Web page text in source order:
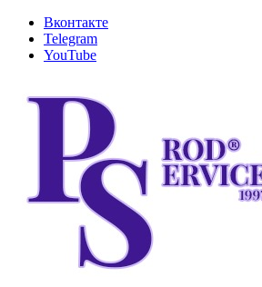
Вконтакте
Telegram
YouTube